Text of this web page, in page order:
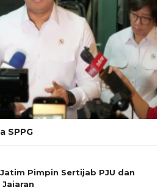
SPPG
Pimpin Sertijab PJU dan